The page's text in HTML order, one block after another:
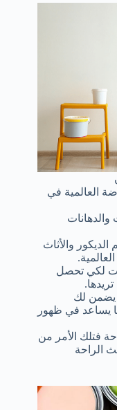
العالمية في
والأثاث
لكي تحصل
يضمن لك
يساعد في ظهور
فتلك الأمر من
الراحة